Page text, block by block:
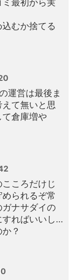
最初から実
むか捨てる
運営は最後ま
て無いと思
倉庫増や
ころだけじ
られるぞ常
ナサダイの
すればいいし…
？